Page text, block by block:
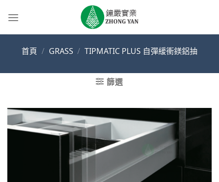
首頁 / GRASS / TIPMATIC PLUS 自彈緩衝鎂鋁抽
篩選